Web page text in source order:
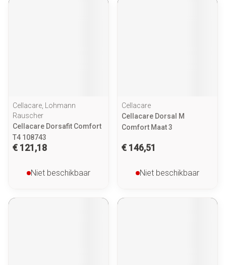
Cellacare, Lohmann
Rauscher
Cellacare Dorsafit Comfort
T4 108743
€ 121,18
Niet beschikbaar
Cellacare
Cellacare Dorsal M
Comfort Maat 3
€ 146,51
Niet beschikbaar